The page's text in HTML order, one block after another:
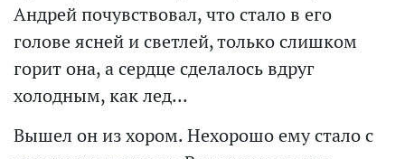
Андрей почувствовал, что стало в его
голове ясней и светлей, только слишком
горит она, а сердце сделалось вдруг
холодным, как лед...
Вышел он из хором. Нехорошо ему стало с